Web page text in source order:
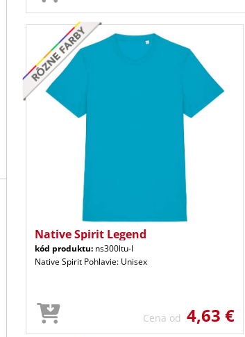
Native Spirit Legend
kód produktu: ns300ltu-l
Native Spirit Pohlavie: Unisex
Cena od 4,63 €